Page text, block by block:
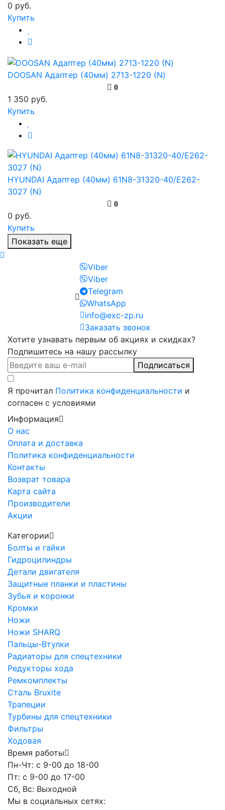
0 руб.
Купить
DOOSAN Адаптер (40мм) 2713-1220 (N)
0
1 350 руб.
Купить
HYUNDAI Адаптер (40мм) 61N8-31320-40/E262-
3027 (N)
0
0 руб.
Купить
Показать еще
Viber
Viber
Telegram
WhatsApp
info@exc-zp.ru
Заказать звонок
Хотите узнавать первым об акциях и скидках?
Подпишитесь на нашу рассылку
Подписаться
Я прочитал Политика конфиденциальности и
согласен с условиями
Информация
О нас
Оплата и доставка
Политика конфиденциальности
Контакты
Возврат товара
Карта сайта
Производители
Акции
Категории
Болты и гайки
Гидроцилиндры
Детали двигателя
Защитные планки и пластины
Зубья и коронки
Кромки
Ножи
Ножи SHARQ
Пальцы-Втулки
Радиаторы для спецтехники
Редукторы хода
Ремкомплекты
Сталь Bruxite
Трапеции
Турбины для спецтехники
Фильтры
Ходовая
Время работы
Пн-Чт: с 9-00 до 18-00
Пт: с 9-00 до 17-00
Сб, Вс: Выходной
Мы в социальных сетях: